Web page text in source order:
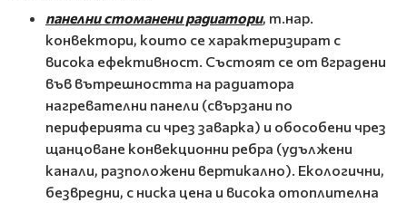
панелни стоманени радиатори, т.нар.
конвектори, които се характеризират с
висока ефективност. Състоят се от вградени
във вътрешността на радиатора
нагревателни панели (свързани по
периферията си чрез заварка) и обособени чрез
щанцоване конвекционни ребра (удължени
канали, разположени вертикално). Екологични,
безвредни, с ниска цена и висока отоплителна